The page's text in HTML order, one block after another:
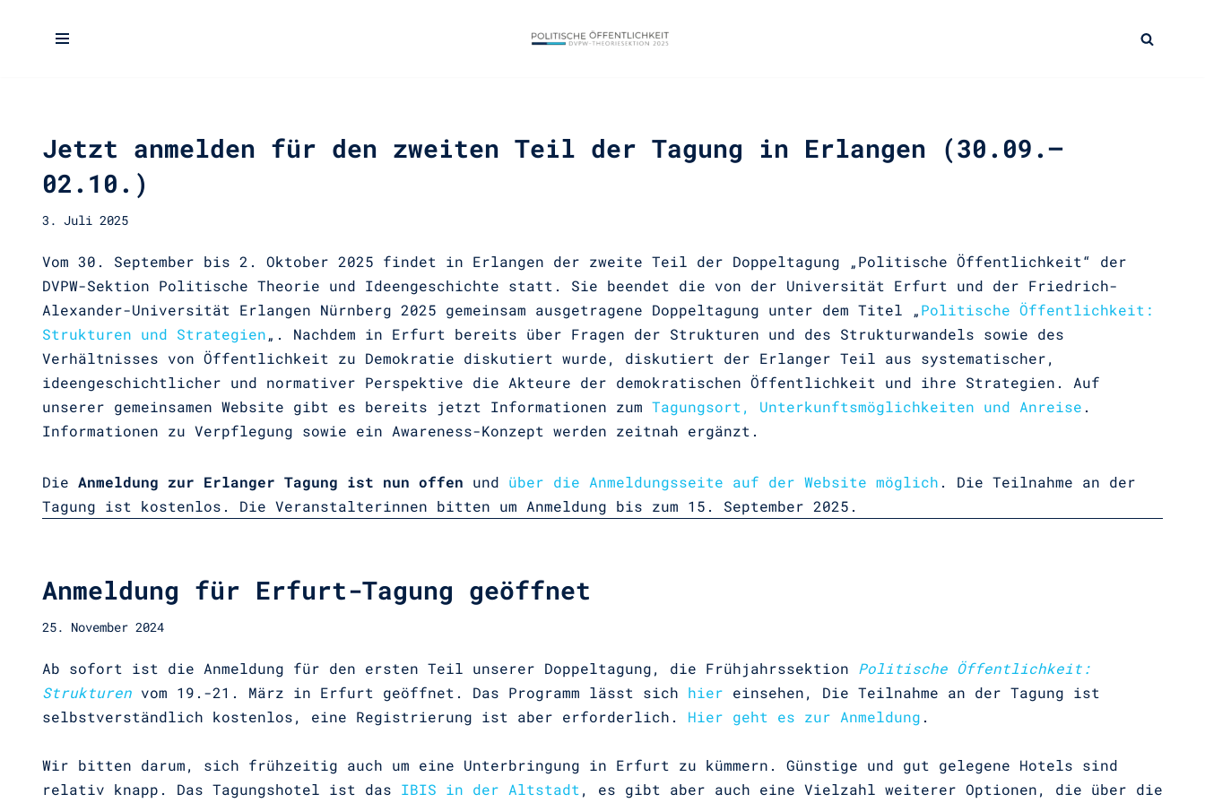
Jetzt anmelden für den zweiten Teil der Tagung in Erlangen (30.09.–
02.10.)
3. Juli 2025
Vom 30. September bis 2. Oktober 2025 findet in Erlangen der zweite Teil der Doppeltagung „Politische Öffentlichkeit“ der
DVPW-Sektion Politische Theorie und Ideengeschichte statt. Sie beendet die von der Universität Erfurt und der Friedrich-
Alexander-Universität Erlangen Nürnberg 2025 gemeinsam ausgetragene Doppeltagung unter dem Titel „Politische Öffentlichkeit:
Strukturen und Strategien„. Nachdem in Erfurt bereits über Fragen der Strukturen und des Strukturwandels sowie des
Verhältnisses von Öffentlichkeit zu Demokratie diskutiert wurde, diskutiert der Erlanger Teil aus systematischer,
ideengeschichtlicher und normativer Perspektive die Akteure der demokratischen Öffentlichkeit und ihre Strategien. Auf
unserer gemeinsamen Website gibt es bereits jetzt Informationen zum Tagungsort, Unterkunftsmöglichkeiten und Anreise .
Informationen zu Verpflegung sowie ein Awareness-Konzept werden zeitnah ergänzt.
Die Anmeldung zur Erlanger Tagung ist nun offen und über die Anmeldungsseite auf der Website möglich . Die Teilnahme an der
Tagung ist kostenlos. Die Veranstalterinnen bitten um Anmeldung bis zum 15. September 2025.
Anmeldung für Erfurt-Tagung geöffnet
25. November 2024
Ab sofort ist die Anmeldung für den ersten Teil unserer Doppeltagung, die Frühjahrssektion Politische Öffentlichkeit:
Strukturen vom 19.-21. März in Erfurt geöffnet. Das Programm lässt sich hier einsehen, Die Teilnahme an der Tagung ist
selbstverständlich kostenlos, eine Registrierung ist aber erforderlich. Hier geht es zur Anmeldung .
Wir bitten darum, sich frühzeitig auch um eine Unterbringung in Erfurt zu kümmern. Günstige und gut gelegene Hotels sind
relativ knapp. Das Tagungshotel ist das IBIS in der Altstadt , es gibt aber auch eine Vielzahl weiterer Optionen, die über die